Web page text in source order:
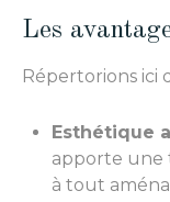
Les
Répertorions ici
Esthétique
apporte une
à tout